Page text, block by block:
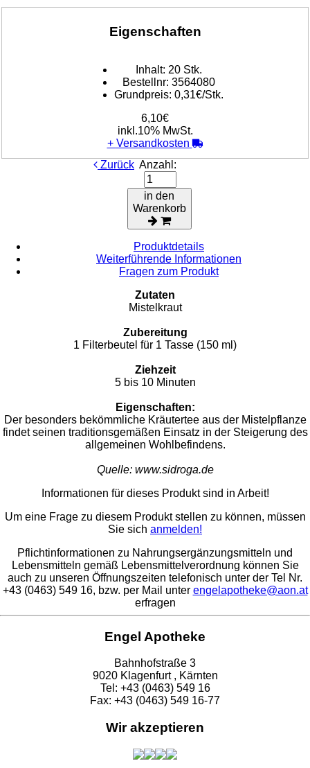
Eigenschaften
Inhalt: 20 Stk.
Bestellnr: 3564080
Grundpreis: 0,31€/Stk.
6,10€
inkl.10% MwSt.
+ Versandkosten
Zurück Anzahl:
in den
Warenkorb
Produktdetails
Weiterführende Informationen
Fragen zum Produkt
Zutaten
Mistelkraut
Zubereitung
1 Filterbeutel für 1 Tasse (150 ml)
Ziehzeit
5 bis 10 Minuten
Eigenschaften:
Der besonders bekömmliche Kräutertee aus der Mistelpflanze
findet seinen traditionsgemäßen Einsatz in der Steigerung des
allgemeinen Wohlbefindens.
Quelle: www.sidroga.de
Informationen für dieses Produkt sind in Arbeit!
Um eine Frage zu diesem Produkt stellen zu können, müssen
Sie sich anmelden!
Pflichtinformationen zu Nahrungsergänzungsmitteln und
Lebensmitteln gemäß Lebensmittelverordnung können Sie
auch zu unseren Öffnungszeiten telefonisch unter der Tel Nr.
+43 (0463) 549 16, bzw. per Mail unter engelapotheke@aon.at
erfragen
Engel Apotheke
Bahnhofstraße 3
9020 Klagenfurt , Kärnten
Tel: +43 (0463) 549 16
Fax: +43 (0463) 549 16-77
Wir akzeptieren